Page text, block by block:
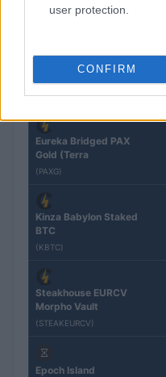
user protection.
CONFIRM
QUOTAZIONI CRYPTO
Nome
Eureka Bridged PAX
Gold (Terra
(PAXG)
Kinza Babylon Staked
BTC
(KBTC)
Steakhouse EURCV
Morpho Vault
(STEAKEURCV)
Epoch Island